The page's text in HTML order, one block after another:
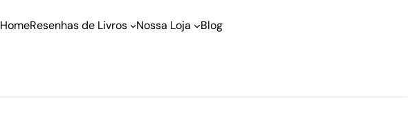
HomeResenhas de Livros Nossa Loja Blog